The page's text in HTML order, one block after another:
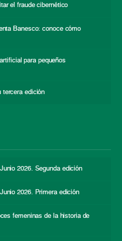
el fraude cibernético
Banesco: conoce cómo
para pequeños
tercera edición
2026. Segunda edición
2026. Primera edición
femeninas de la historia de